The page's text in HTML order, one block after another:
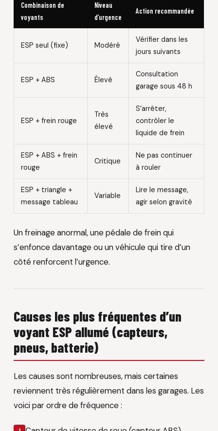
Combinaison de
voyants
Niveau
d’urgence
Action recommandée
ESP seul (fixe) Modéré
Vérifier dans les
jours suivants
ESP + ABS Élevé
Consultation
garage sous 48 h
ESP + frein rouge
Très
élevé
S’arrêter,
contrôler le
liquide de frein
ESP + ABS + frein
rouge
Critique
Ne pas continuer
à rouler
ESP + triangle +
message tableau
Variable
Lire le message,
agir selon gravité
Un freinage anormal, une pédale de frein qui
s’enfonce davantage ou un véhicule qui tire d’un
côté renforcent l’urgence.
Causes les plus fréquentes d’un
voyant ESP allumé (capteurs,
pneus, batterie)
Les causes sont nombreuses, mais certaines
reviennent très régulièrement dans les garages. Les
voici par ordre de fréquence :